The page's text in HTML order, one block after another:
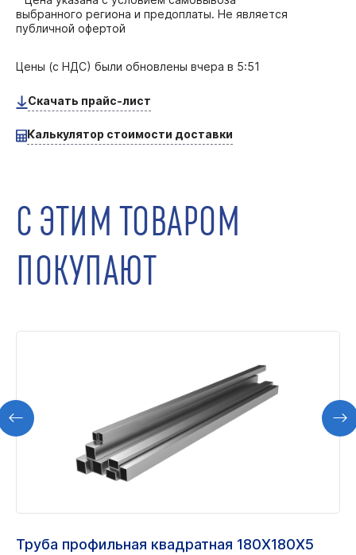
выбранного региона и предоплаты. Не является
публичной офертой
Цены (с НДС) были обновлены вчера в 5:51
Скачать прайс-лист
Калькулятор стоимости доставки
С ЭТИМ ТОВАРОМ
ПОКУПАЮТ
Труба профильная квадратная 180Х180Х5